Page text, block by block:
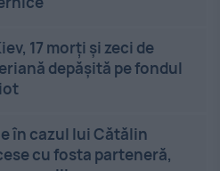
17 morți și zeci de
depășită pe fondul
în cazul lui Cătălin
cu fosta parteneră,